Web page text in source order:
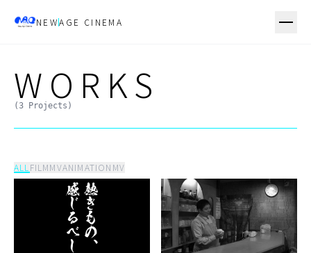
NEWAGE CINEMA
WORKS
(3 Projects)
ALL FILMMVANIMATION MV